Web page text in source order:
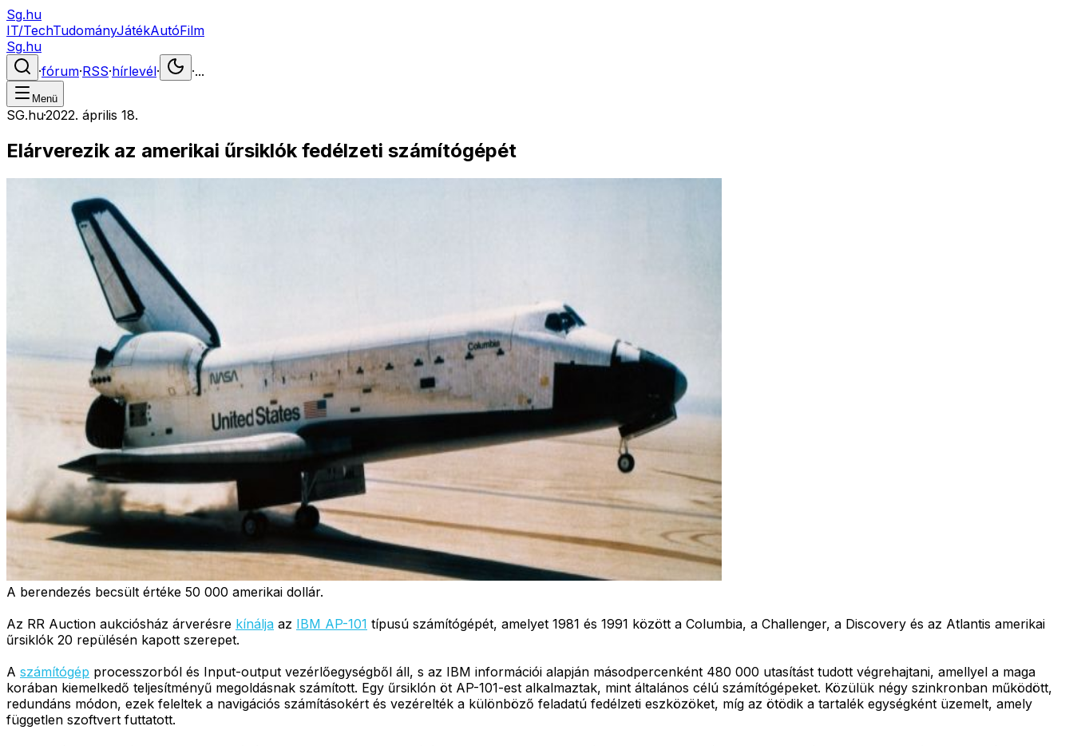
Sg.hu
IT/TechTudományJátékAutóFilm
Sg.hu
·fórum·RSS·hírlevél· ·...
Menü
SG.hu·2022. április 18.
Elárverezik az amerikai űrsiklók fedélzeti számítógépét
A berendezés becsült értéke 50 000 amerikai dollár.
Az RR Auction aukciósház árverésre kínálja az IBM AP-101 típusú számítógépét, amelyet 1981 és 1991 között a Columbia, a Challenger, a Discovery és az Atlantis amerikai
űrsiklók 20 repülésén kapott szerepet.
A számítógép processzorból és Input-output vezérlőegységből áll, s az IBM információi alapján másodpercenként 480 000 utasítást tudott végrehajtani, amellyel a maga
korában kiemelkedő teljesítményű megoldásnak számított. Egy űrsiklón öt AP-101-est alkalmaztak, mint általános célú számítógépeket. Közülük négy szinkronban működött,
redundáns módon, ezek feleltek a navigációs számításokért és vezérelték a különböző feladatú fedélzeti eszközöket, míg az ötödik a tartalék egységként üzemelt, amely
független szoftvert futtatott.